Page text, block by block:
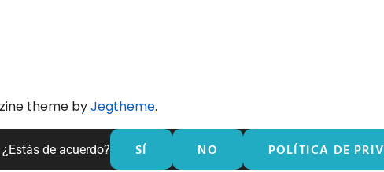
theme byJegtheme.
de acuerdo? SÍ NO POLÍTICA DE